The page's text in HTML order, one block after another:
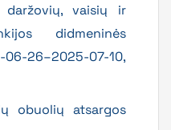
daržovių, vaisių ir
didmeninės
26–2025-07-10,
obuolių atsargos